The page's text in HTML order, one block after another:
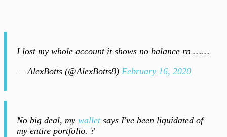
I lost my whole account it shows no balance rn ……
— AlexBotts (@AlexBotts8) February 16, 2020
No big deal, my walletsays I've been liquidated of
my entire portfolio. ?